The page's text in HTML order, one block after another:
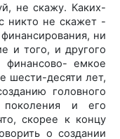
не скажу. Каких-
никто не скажет -
ни
и того, и другого
емкое
шести-десяти лет,
головного
поколения и его
скорее к концу
о создании